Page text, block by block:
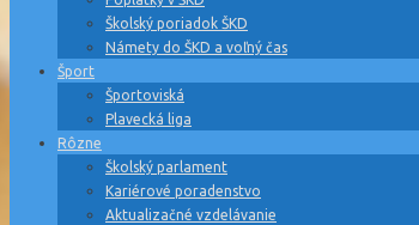
Školský poriadok ŠKD
Námety do ŠKD a voľný čas
Šport
Športoviská
Plavecká liga
Rôzne
Školský parlament
Kariérové poradenstvo
Aktualizačné vzdelávanie